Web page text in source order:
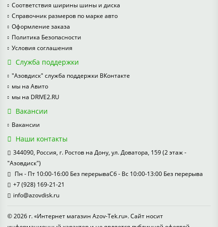
Соответствия ширины шины и диска
Справочник размеров по марке авто
Оформление заказа
Политика Безопасности
Условия соглашения
Служба поддержки
"Азовдиск" служба поддержки ВКонтакте
мы на Авито
мы на DRIVE2.RU
Вакансии
Вакансии
Наши контакты
344090, Россия, г. Ростов на Дону, ул. Доватора, 159 (2 этаж -
"Азовдиск")
Пн - Пт 10:00-16:00 Без перерываСб - Вс 10:00-13:00 Без перерыва
+7 (928) 169-21-21
info@azovdisk.ru
© 2026 г. «Интернет магазин Azov-Tek.ru». Сайт носит